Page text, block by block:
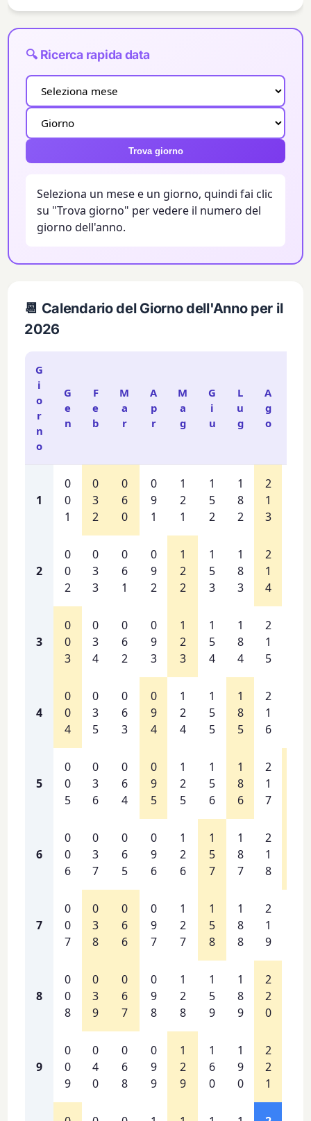
🔍 Ricerca rapida data
Trova giorno
Seleziona un mese e un giorno, quindi fai clic
su "Trova giorno" per vedere il numero del
giorno dell'anno.
📆 Calendario del Giorno dell'Anno per il
2026
G
i
o
r
n
o
G
e
n
F
e
b
M
a
r
A
p
r
M
a
g
G
i
u
L
u
g
A
g
o
1
0
0
1
0
3
2
0
6
0
0
9
1
1
2
1
1
5
2
1
8
2
2
1
3
2
0
0
2
0
3
3
0
6
1
0
9
2
1
2
2
1
5
3
1
8
3
2
1
4
3
0
0
3
0
3
4
0
6
2
0
9
3
1
2
3
1
5
4
1
8
4
2
1
5
4
0
0
4
0
3
5
0
6
3
0
9
4
1
2
4
1
5
5
1
8
5
2
1
6
5
0
0
5
0
3
6
0
6
4
0
9
5
1
2
5
1
5
6
1
8
6
2
1
7
6
0
0
6
0
3
7
0
6
5
0
9
6
1
2
6
1
5
7
1
8
7
2
1
8
7
0
0
7
0
3
8
0
6
6
0
9
7
1
2
7
1
5
8
1
8
8
2
1
9
8
0
0
8
0
3
9
0
6
7
0
9
8
1
2
8
1
5
9
1
8
9
2
2
0
9
0
0
9
0
4
0
0
6
8
0
9
9
1
2
9
1
6
0
1
9
0
2
2
1